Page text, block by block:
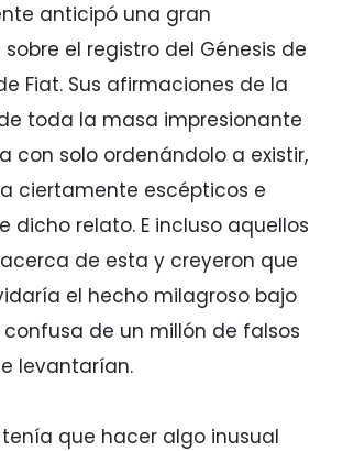
anticipó una gran
el registro del Génesis de
Fiat. Sus afirmaciones de la
toda la masa impresionante
con solo ordenándolo a existir,
ciertamente escépticos e
dicho relato. E incluso aquellos
de esta y creyeron que
el hecho milagroso bajo
de un millón de falsos
levantarían.
tenía que hacer algo inusual